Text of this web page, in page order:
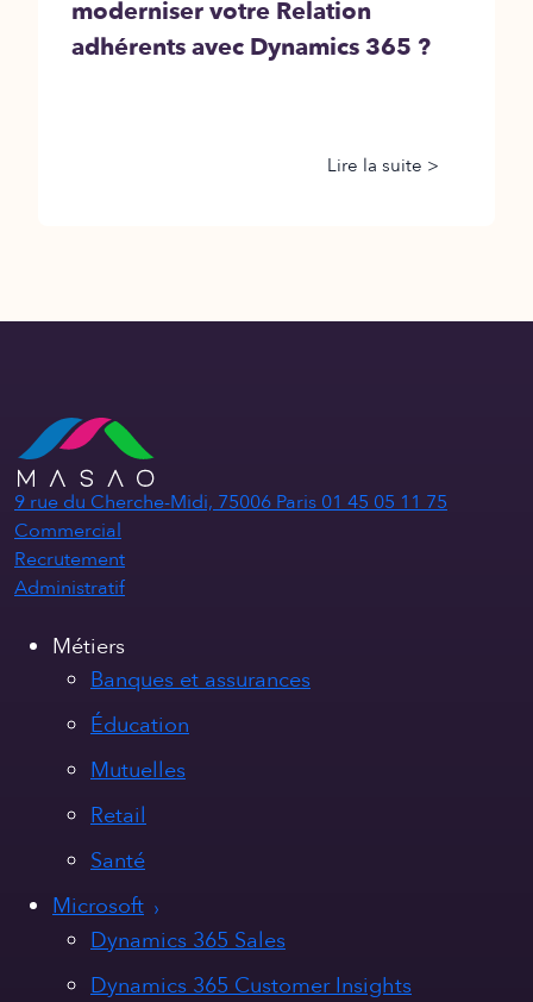
moderniser votre Relation
adhérents avec Dynamics 365 ?
Lire la suite >
9 rue du Cherche-Midi, 75006 Paris 01 45 05 11 75
Commercial
Recrutement
Administratif
Métiers
Banques et assurances
Éducation
Mutuelles
Retail
Santé
Microsoft
Dynamics 365 Sales
Dynamics 365 Customer Insights